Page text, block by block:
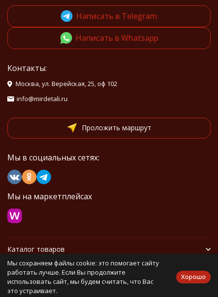
Написать в Telegram
Написать в Whatsapp
Контакты:
Москва, ул. Верейская, 25, оф 102
info@mirdetali.ru
Проложить маршрут
Мы в социальных сетях:
Мы на маркетплейсах
Каталог товаров
Информация
Мы сохраняем файлы cookie: это помогает сайту
работать лучше. Если Вы продолжите
использовать сайт, мы будем считать, что Вас
это устраивает.
Хорошо